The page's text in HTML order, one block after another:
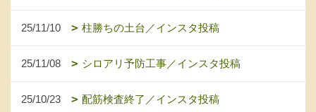
25/11/10 柱勝ちの土台／インスタ投稿
25/11/08 シロアリ予防工事／インスタ投稿
25/10/23 配筋検査終了／インスタ投稿